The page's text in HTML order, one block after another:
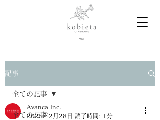
記事
全ての記事
全ての記事
Avanca Inc.
2025年2月28日 読了時間: 1分